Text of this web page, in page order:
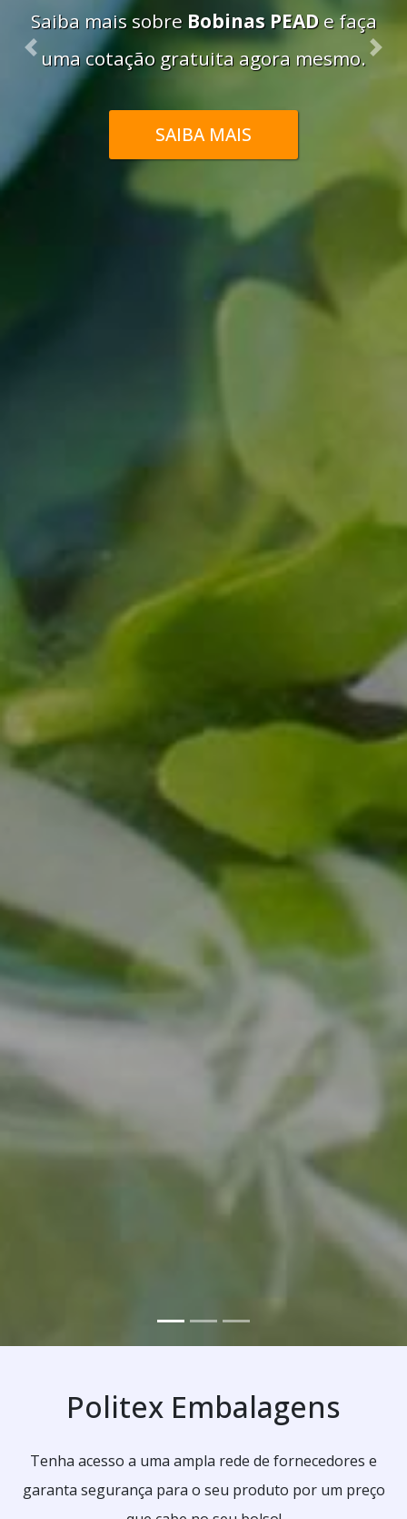
Saiba mais sobreFilmes PEADe faça uma
cotação gratuita agora mesmo.
SAIBA MAIS
Previous Next
Politex Embalagens
Tenha acesso a uma ampla rede de fornecedores e
garanta segurança para o seu produto por um preço